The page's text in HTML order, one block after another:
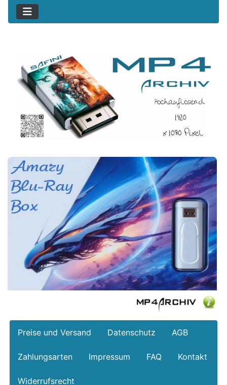
Preise und Versand Datenschutz AGB
Zahlungsarten Impressum FAQ Kontakt
Widerrufsrecht